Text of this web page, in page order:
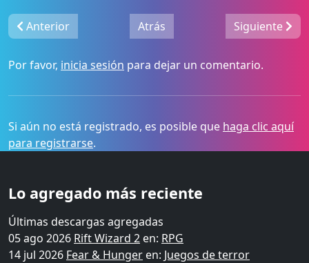
Anterior Atrás Siguiente
Por favor, inicia sesión para dejar un comentario.
Si aún no está registrado, es posible que haga clic aquí
para registrarse.
Lo agregado más reciente
Últimas descargas agregadas
05 ago 2026 Rift Wizard 2 en: RPG
14 jul 2026 Fear & Hunger en: Juegos de terror